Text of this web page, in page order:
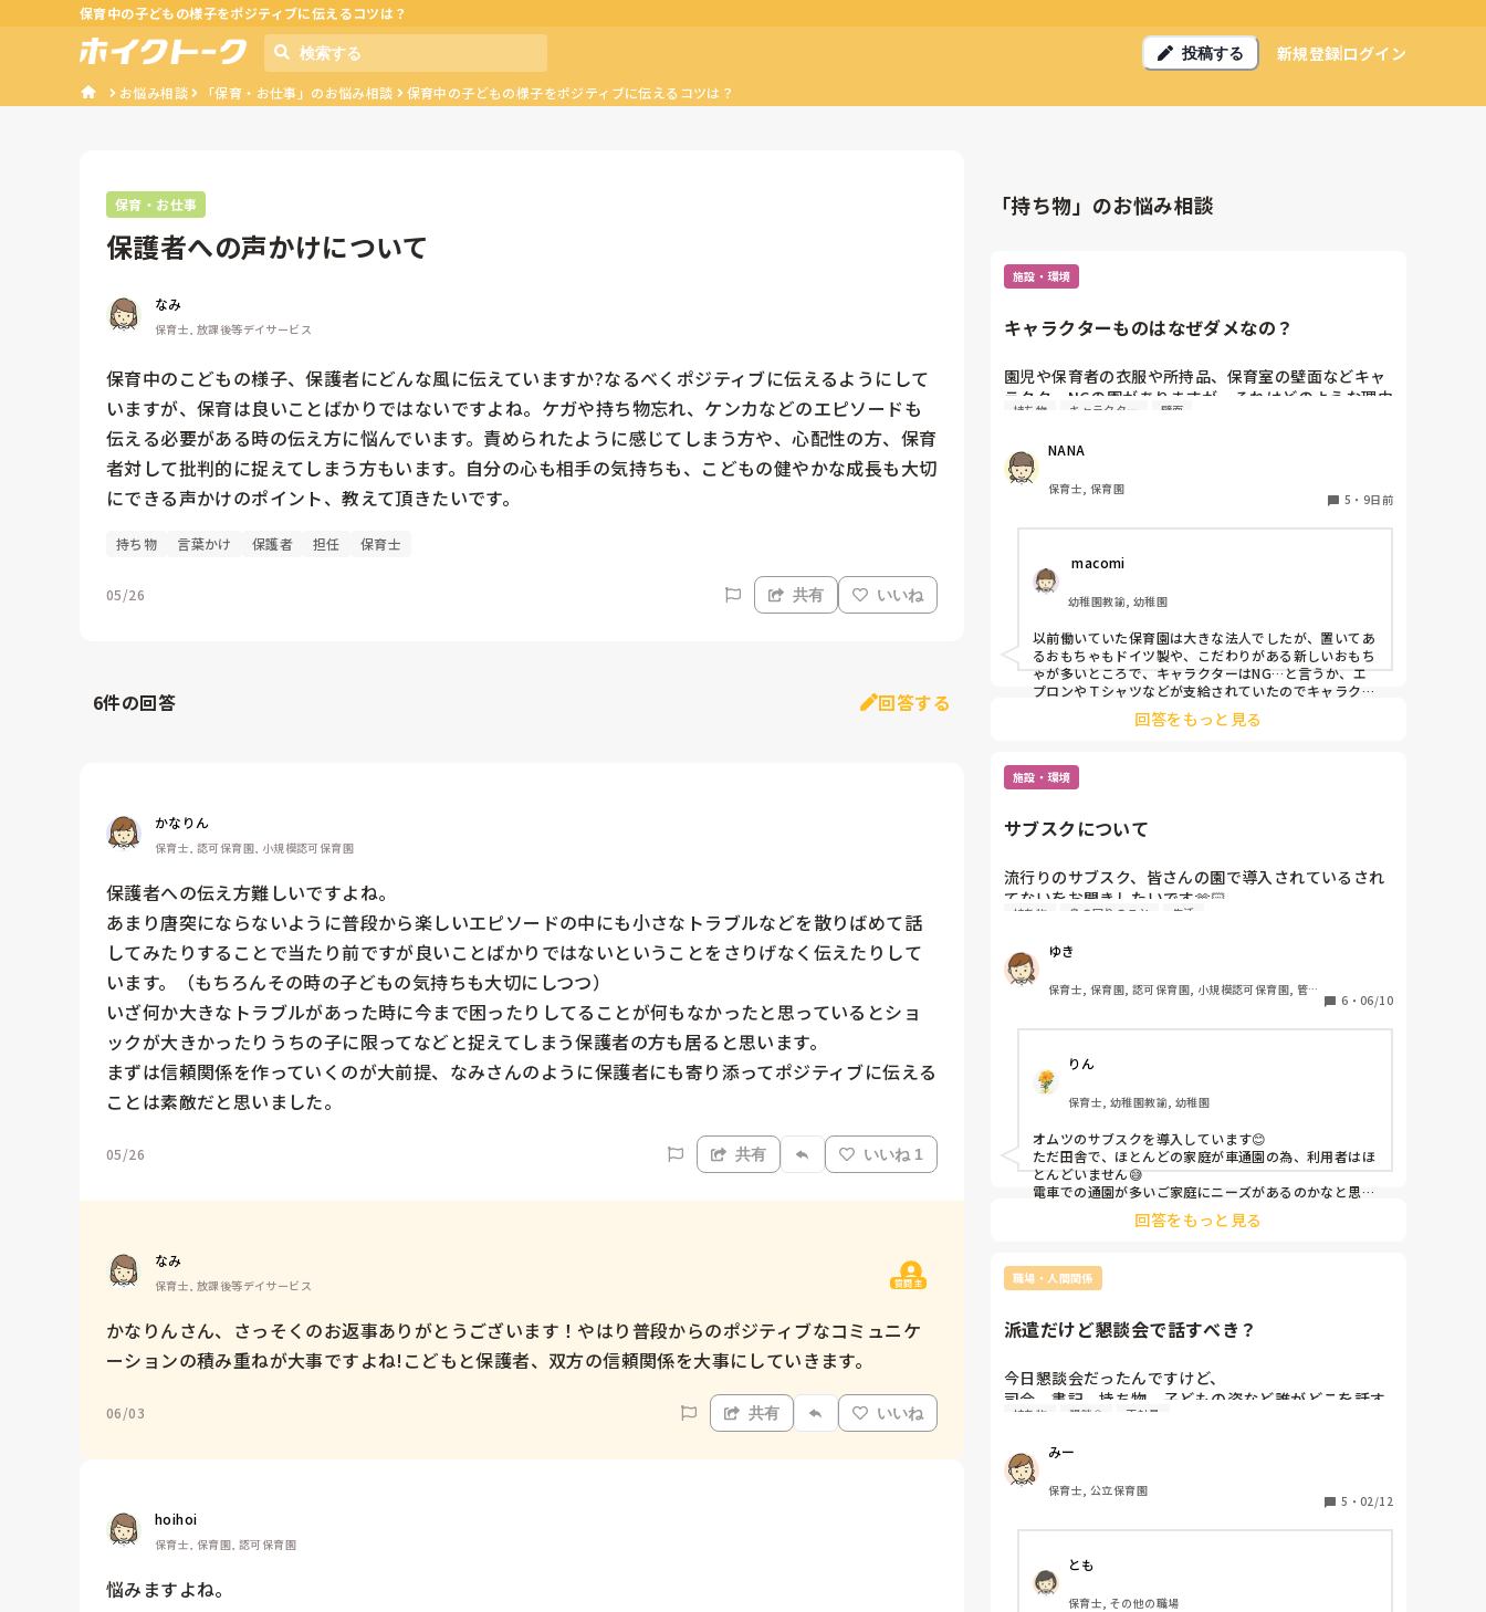
保育中の子どもの様子をポジティブに伝えるコツは？
投稿する 新規登録ログイン
お悩み相談 「保育・お仕事」のお悩み相談 保育中の子どもの様子をポジティブに伝えるコツは？
保育・お仕事
保護者への声かけについて
なみ
保育士, 放課後等デイサービス
保育中のこどもの様子、保護者にどんな風に伝えていますか?なるべくポジティブに伝えるようにして
いますが、保育は良いことばかりではないですよね。ケガや持ち物忘れ、ケンカなどのエピソードも
伝える必要がある時の伝え方に悩んでいます。責められたように感じてしまう方や、心配性の方、保育
者対して批判的に捉えてしまう方もいます。自分の心も相手の気持ちも、こどもの健やかな成長も大切
にできる声かけのポイント、教えて頂きたいです。
持ち物 言葉かけ 保護者 担任 保育士
05/26 共有 いいね
6件の回答 回答する
かなりん
保育士, 認可保育園, 小規模認可保育園
保護者への伝え方難しいですよね。
あまり唐突にならないように普段から楽しいエピソードの中にも小さなトラブルなどを散りばめて話
してみたりすることで当たり前ですが良いことばかりではないということをさりげなく伝えたりして
います。（もちろんその時の子どもの気持ちも大切にしつつ）
いざ何か大きなトラブルがあった時に今まで困ったりしてることが何もなかったと思っているとショ
ックが大きかったりうちの子に限ってなどと捉えてしまう保護者の方も居ると思います。
まずは信頼関係を作っていくのが大前提、なみさんのように保護者にも寄り添ってポジティブに伝える
ことは素敵だと思いました。
05/26 共有 いいね 1
なみ
保育士, 放課後等デイサービス 質問主
かなりんさん、さっそくのお返事ありがとうございます！やはり普段からのポジティブなコミュニケ
ーションの積み重ねが大事ですよね!こどもと保護者、双方の信頼関係を大事にしていきます。
06/03 共有 いいね
hoihoi
保育士, 保育園, 認可保育園
悩みますよね。
「持ち物」のお悩み相談
施設・環境
キャラクターものはなぜダメなの？
園児や保育者の衣服や所持品、保育室の壁面などキャ
ラクターNGの園がありますが、それはどのような理由
からでしょうか？皆さんの職場はどうですか？
持ち物 キャラクター 壁面
NANA
保育士, 保育園
5 ・ 9日前
macomi
幼稚園教諭, 幼稚園
以前働いていた保育園は大きな法人でしたが、置いてあ
るおもちゃもドイツ製や、こだわりがある新しいおもち
ゃが多いところで、キャラクターはNG…と言うか、エ
プロンやＴシャツなどが支給されていたのでキャラクタ
ーは必然的にない状態でした。(園の雰囲気に合わない
クターokなのでエプロンはみんなキャラクターの絵が
書いてあるのが当たり前、お誕生日の壁面もキャラクタ
回答をもっと見る
施設・環境
サブスクについて
流行りのサブスク、皆さんの園で導入されているされ
てないをお聞きしたいです🫶🏻
私の園では、自分の持ち物って嬉しいよねと職員の意
な意見を聞きたいです✨
持ち物 身の回りのこと 生活
ゆき
保育士, 保育園, 認可保育園, 小規模認可保育園, 管理
6 ・ 06/10
りん
保育士, 幼稚園教諭, 幼稚園
オムツのサブスクを導入しています😊
ただ田舎で、ほとんどの家庭が車通園の為、利用者はほ
とんどいません😅
電車での通園が多いご家庭にニーズがあるのかなと思い
回答をもっと見る
職場・人間関係
派遣だけど懇談会で話すべき？
今日懇談会だったんですけど、
司会、書記、持ち物、子どもの姿など誰がどこを話す
のかという話になり、中々役割が決まらなくて。
先生も中々立候補しなくて、私が立候補するの待って
たのかな…とか後々になって考えてしまってます。
派遣でも話すべきだったんでしょうか…
持ち物 懇談会 正社員
みー
保育士, 公立保育園
5 ・ 02/12
とも
保育士, その他の職場